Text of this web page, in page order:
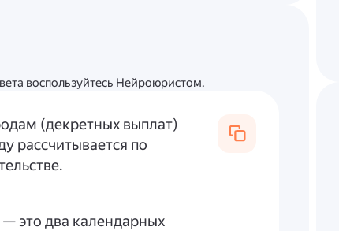
воспользуйтесь Нейроюристом.
(декретных выплат)
рассчитывается по
— это два календарных